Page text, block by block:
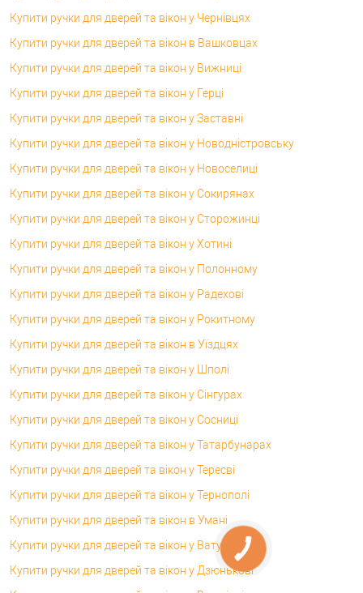
Купити ручки для дверей та вікон у Чернівцях
Купити ручки для дверей та вікон в Вашковцах
Купити ручки для дверей та вікон у Вижниці
Купити ручки для дверей та вікон у Герці
Купити ручки для дверей та вікон у Заставні
Купити ручки для дверей та вікон у Новодністровську
Купити ручки для дверей та вікон у Новоселиці
Купити ручки для дверей та вікон у Сокирянах
Купити ручки для дверей та вікон у Сторожинці
Купити ручки для дверей та вікон у Хотині
Купити ручки для дверей та вікон у Полонному
Купити ручки для дверей та вікон у Радехові
Купити ручки для дверей та вікон у Рокитному
Купити ручки для дверей та вікон в Уїздцях
Купити ручки для дверей та вікон у Шполі
Купити ручки для дверей та вікон у Сінгурах
Купити ручки для дверей та вікон у Сосниці
Купити ручки для дверей та вікон у Татарбунарах
Купити ручки для дверей та вікон у Тересві
Купити ручки для дверей та вікон у Тернополі
Купити ручки для дверей та вікон в Умані
Купити ручки для дверей та вікон у Ватутіному
Купити ручки для дверей та вікон у Дзюнькові